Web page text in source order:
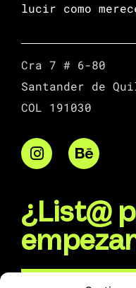
lucir como
Cra 7 # 6-80
Santander de
COL 191030
¿List@